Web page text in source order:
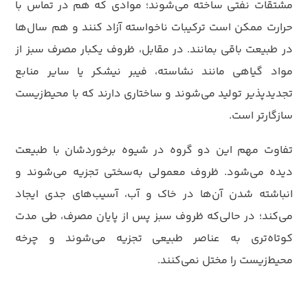
مشتقات نفتی ساخته می‌شوند؛ موادی که هم در تماس با
حرارت ممکن است ترکیبات ناخواسته آزاد کنند و هم سال‌ها
در طبیعت باقی بمانند. در مقابل، ظروف یکبار مصرف سبز از
مواد گیاهی مانند نشاسته، فیبر نیشکر یا سایر منابع
تجدیدپذیر تولید می‌شوند و ساختاری دارند که با محیط‌زیست
سازگارتر است.
تفاوت مهم این دو گروه در شیوه برخوردشان با طبیعت
دیده می‌شود. ظروف معمولی به‌سختی تجزیه می‌شوند و
انباشته شدن آن‌ها در خاک و آب، آسیب‌های جدی ایجاد
می‌کند؛ در حالی‌که ظروف سبز پس از پایان مصرف، طی مدت
کوتاه‌تری به عناصر طبیعی تجزیه می‌شوند و چرخه
محیط‌زیست را مختل نمی‌کنند.